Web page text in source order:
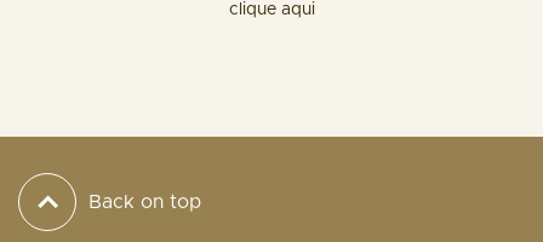
clique aqui
Back on top